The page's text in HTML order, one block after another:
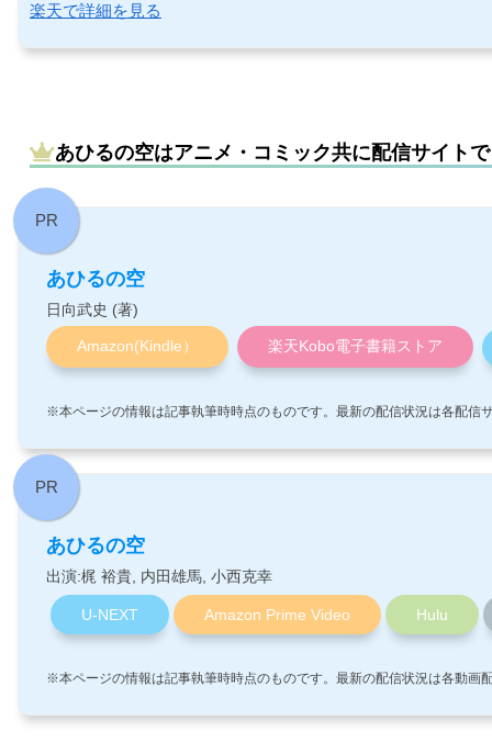
楽天で詳細を見る
あひるの空はアニメ・コミック共に配信サイト
あひるの空
日向武史 (著)
Amazon(Kindle） 楽天Kobo電子書籍ストア
※本ページの情報は記事執筆時時点のものです。最新の配信状況は各配信
あひるの空
出演:梶 裕貴, 内田雄馬, 小西克幸
U-NEXT Amazon Prime Video Hulu
※本ページの情報は記事執筆時時点のものです。最新の配信状況は各動画